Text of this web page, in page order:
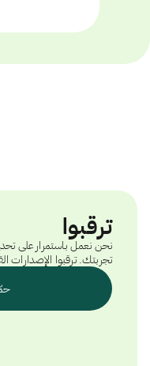
ترقبوا
نحن نعمل باستمرار على
تجربتك. ترقبوا الإصدارات